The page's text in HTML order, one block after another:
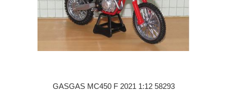
GASGAS MC450 F 2021 1:12 58293